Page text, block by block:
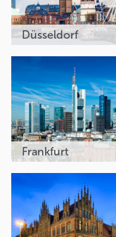
Düsseldorf
Frankfurt